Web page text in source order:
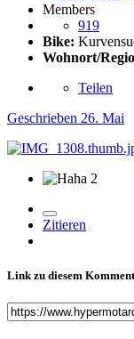
Members
919
Bike:
Wohnort/
Teilen
Geschrieben 26. Mai
2
Zitieren
Link zu diesem